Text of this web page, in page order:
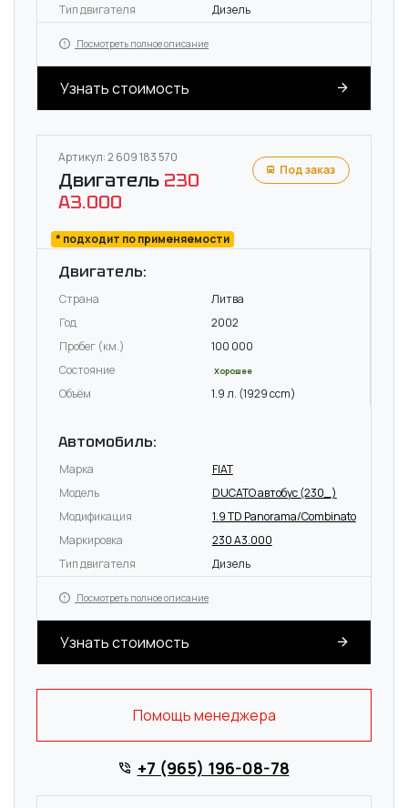
Тип двигателя
Дизель
Посмотреть полное описание
Узнать стоимость
Артикул: 2 609 183 570
Двигатель 230
A3.000
* подходит по применяемости
Под заказ
Двигатель:
Страна
Литва
Год
2002
Пробег (км.)
100 000
Состояние
Хорошее
Объём 1.9 л. (1929 ccm)
Автомобиль:
Марка
FIAT
Модель
DUCATO автобус (230_)
Модификация
1.9 TD Panorama/Combinato
Маркировка
230 A3.000
Тип двигателя
Дизель
Посмотреть полное описание
Узнать стоимость
Помощь менеджера
+7 (965) 196-08-78